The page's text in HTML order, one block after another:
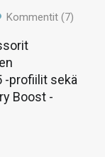
Kommentit (7)
-profiilit sekä
Boost -